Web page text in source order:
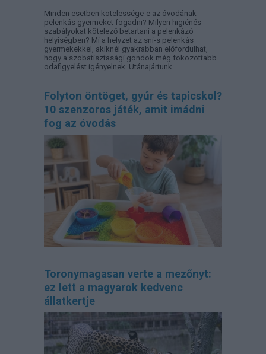
Minden esetben kötelessége-e az óvodának
pelenkás gyermeket fogadni? Milyen higiénés
szabályokat kötelező betartani a pelenkázó
helyiségben? Mi a helyzet az sni-s pelenkás
gyermekekkel, akiknél gyakrabban előfordulhat,
hogy a szobatisztasági gondok még fokozottabb
odafigyelést igényelnek. Utánajártunk.
Folyton öntöget, gyúr és tapicskol?
10 szenzoros játék, amit imádni
fog az óvodás
Toronymagasan verte a mezőnyt:
ez lett a magyarok kedvenc
állatkertje